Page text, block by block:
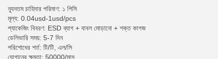
ন্যূনতম চাহিদার পরিমাণ: ১ পিসি
মূল্য: 0.04usd-1usd/pcs
প্যাকেজিং বিবরণ: ESD ব্যাগ + বাবল মোড়ানো + শক্ত কাগজ
ডেলিভারি সময়: 5-7 দিন
পরিশোধের শর্ত: টি/টি, এল/সি
যোগানের ক্ষমতা: 50000/মাস